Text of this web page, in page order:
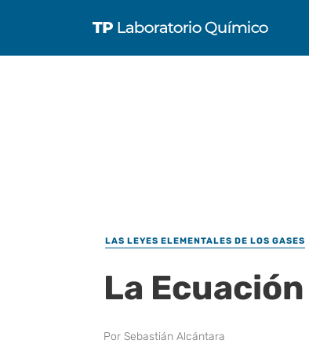
LAS LEYES ELEMENTALES DE LOS GASES
La
Por Sebastián Alcántara